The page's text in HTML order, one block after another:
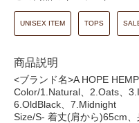
UNISEX ITEM TOPS
商品説明
<ブランド名>A HOPE HEMP
Color/1.Natural、2.Oats、
6.OldBlack、7.Midnight
Size/S- 着丈(肩から)65cm